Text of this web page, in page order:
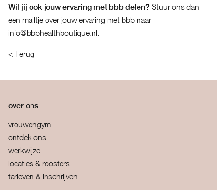
Wil jij ook jouw ervaring met bbb delen? Stuur ons dan
een mailtje over jouw ervaring met bbb naar
info@bbbhealthboutique.nl.
< Terug
over ons
vrouwengym
ontdek ons
werkwijze
locaties & roosters
tarieven & inschrijven